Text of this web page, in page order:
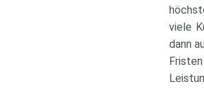
viele
dann